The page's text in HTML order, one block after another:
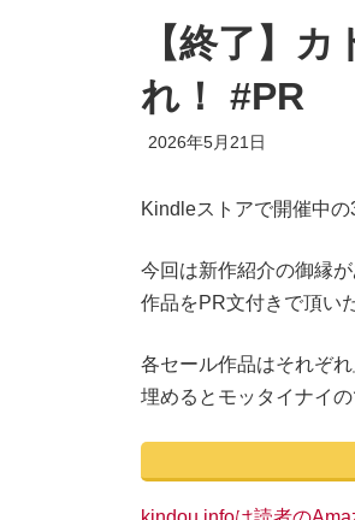
【終了】
れ！ #PR
2026年5月21日
Kindleストアで開催中
今回は新作紹介の御縁
作品をPR文付きで頂い
各セール作品はそれぞれ
埋めるとモッタイナイ